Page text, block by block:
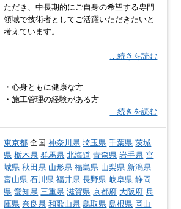
ただき、中長期的にご自身の希望する専門
領域で技術者としてご活躍いただきたいと
考えています。
…続きを読む
・心身ともに健康な方
・施工管理の経験がある方
…続きを読む
東京都 全国神奈川県 埼玉県 千葉県 茨城
県 栃木県 群馬県 北海道 青森県 岩手県 宮
城県 秋田県 山形県 福島県 山梨県 新潟県
富山県 石川県 福井県 長野県 岐阜県 静岡
県 愛知県 三重県 滋賀県 京都府 大阪府 兵
庫県 奈良県 和歌山県 鳥取県 島根県 岡山